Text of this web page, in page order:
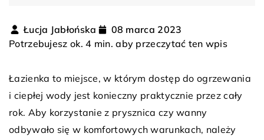
Łucja Jabłońska
08 marca 2023
Potrzebujesz ok. 4 min. aby przeczytać ten wpis
Łazienka to miejsce, w którym dostęp do ogrzewania
i ciepłej wody jest konieczny praktycznie przez cały
rok. Aby korzystanie z prysznica czy wanny
odbywało się w komfortowych warunkach, należy